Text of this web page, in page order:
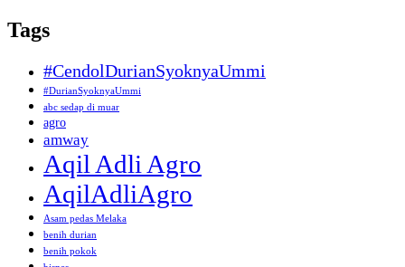
Tags
#CendolDurianSyoknyaUmmi
#DurianSyoknyaUmmi
abc sedap di muar
agro
amway
Aqil Adli Agro
AqilAdliAgro
Asam pedas Melaka
benih durian
benih pokok